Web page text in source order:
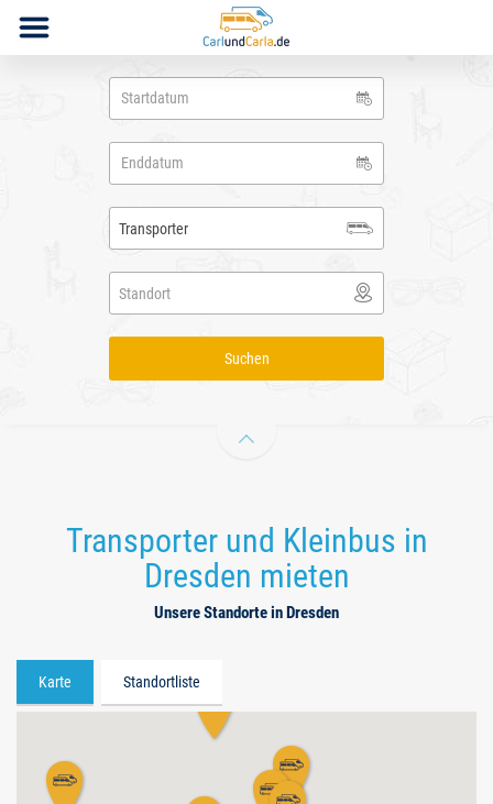
Transporter
Standort
Transporter und Kleinbus in
Dresden mieten
Unsere Standorte in Dresden
Karte Standortliste